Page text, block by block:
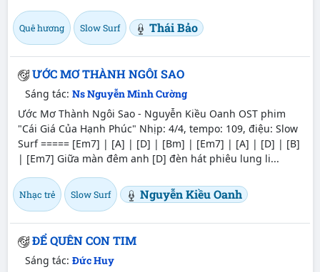
Quê hương Slow Surf Thái Bảo
ƯỚC MƠ THÀNH NGÔI SAO
Sáng tác: Ns Nguyễn Minh Cường
Ước Mơ Thành Ngôi Sao - Nguyễn Kiều Oanh OST phim
"Cái Giá Của Hạnh Phúc" Nhịp: 4/4, tempo: 109, điệu: Slow
Surf ===== [Em7] | [A] | [D] | [Bm] | [Em7] | [A] | [D] | [B]
| [Em7] Giữa màn đêm anh [D] đèn hát phiêu lung li...
Nhạc trẻ Slow Surf Nguyễn Kiều Oanh
ĐỂ QUÊN CON TIM
Sáng tác: Đức Huy